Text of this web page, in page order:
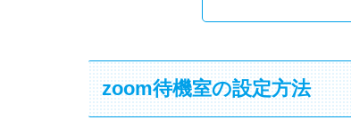
zoom待機室の設定方法